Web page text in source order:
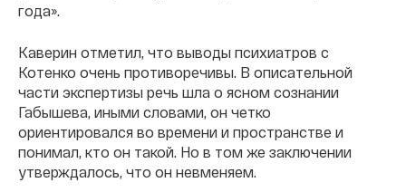
года».
Каверин отметил, что выводы психиатров с
Котенко очень противоречивы. В описательной
части экспертизы речь шла о ясном сознании
Габышева, иными словами, он четко
ориентировался во времени и пространстве и
понимал, кто он такой. Но в том же заключении
утверждалось, что он невменяем.